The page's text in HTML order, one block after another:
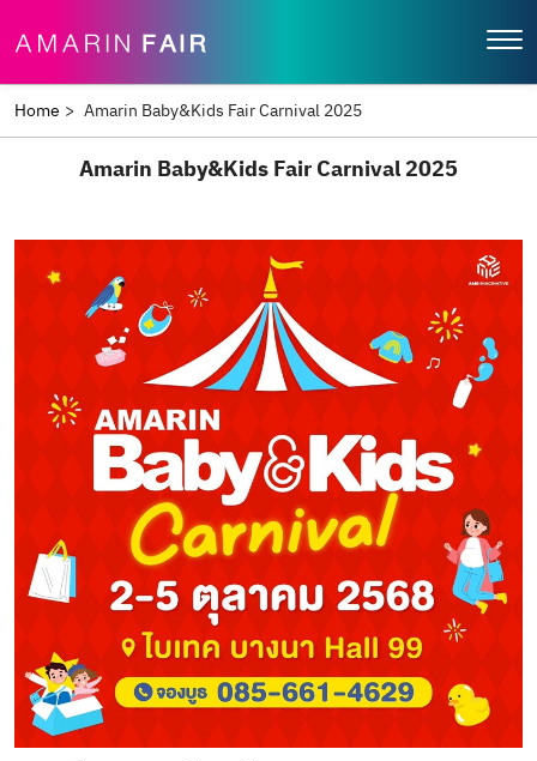
Home > Amarin Baby&Kids Fair Carnival 2025
Amarin Baby&Kids Fair Carnival 2025